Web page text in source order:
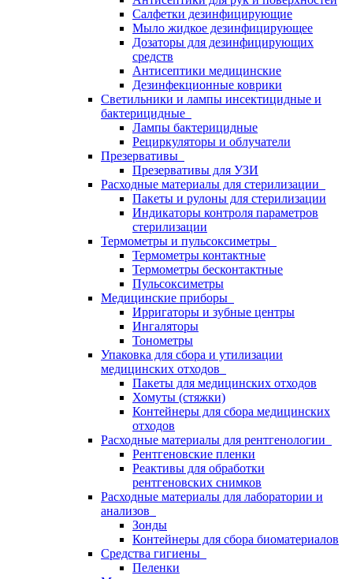
Салфетки дезинфицирующие
Мыло жидкое дезинфицирующее
Дозаторы для дезинфицирующих
средств
Антисептики медицинские
Дезинфекционные коврики
Светильники и лампы инсектицидные и
бактерицидные
Лампы бактерицидные
Рециркуляторы и облучатели
Презервативы
Презервативы для УЗИ
Расходные материалы для стерилизации
Пакеты и рулоны для стерилизации
Индикаторы контроля параметров
стерилизации
Термометры и пульсоксиметры
Термометры контактные
Термометры бесконтактные
Пульсоксиметры
Медицинские приборы
Ирригаторы и зубные центры
Ингаляторы
Тонометры
Упаковка для сбора и утилизации
медицинских отходов
Пакеты для медицинских отходов
Хомуты (стяжки)
Контейнеры для сбора медицинских
отходов
Расходные материалы для рентгенологии
Рентгеновские пленки
Реактивы для обработки
рентгеновских снимков
Расходные материалы для лаборатории и
анализов
Зонды
Контейнеры для сбора биоматериалов
Средства гигиены
Пеленки